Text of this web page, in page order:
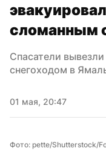
сломанным
Спасатели
снегоходом в
01 мая, 20:47
Фото: pette/Shutterstock/